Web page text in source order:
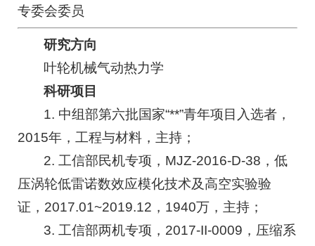
专委会委员
研究方向
叶轮机械气动热力学
科研项目
1. 中组部第六批国家“**”青年项目入选者，
2015年，工程与材料，主持；
2. 工信部民机专项，MJZ-2016-D-38，低
压涡轮低雷诺数效应模化技术及高空实验验
证，2017.01~2019.12，1940万，主持；
3. 工信部两机专项，2017-II-0009，压缩系